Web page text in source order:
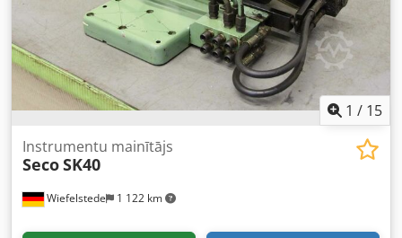
1 / 15
Wiefelstede 1 122 km
Instrumentu mainītājs
SecoSK40